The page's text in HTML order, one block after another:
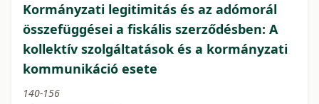
Kormányzati legitimitás és az adómorál
összefüggései a fiskális szerződésben: A
kollektív szolgáltatások és a kormányzati
kommunikáció esete
140-156